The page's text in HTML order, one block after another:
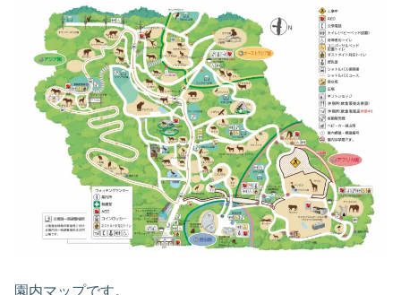
園内マップです。